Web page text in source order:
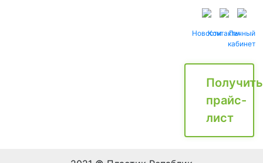
НовостиКонтактыЛичный
кабинет
Получить
прайс-
лист